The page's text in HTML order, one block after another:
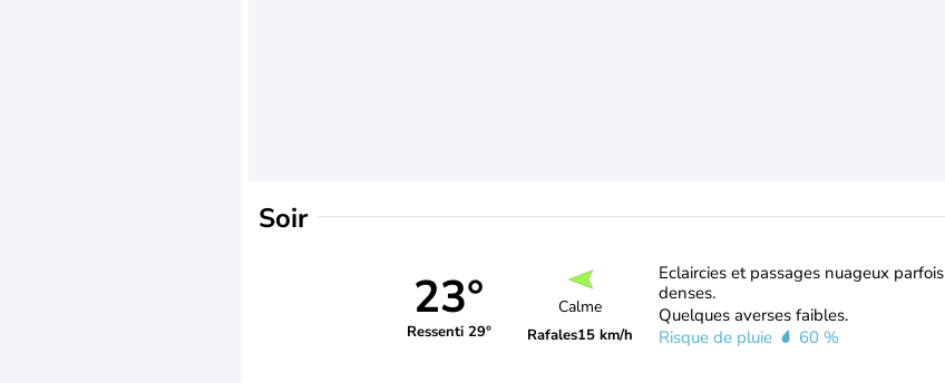
Soir
23°
Ressenti 29°
Calme
Rafales15 km/h
Eclaircies et passages nuageux parfois
denses.
Quelques averses faibles.
Risque de pluie
60 %